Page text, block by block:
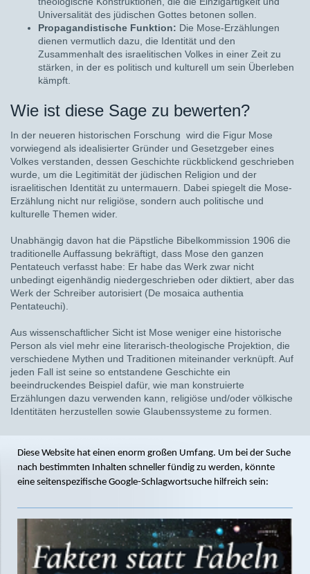
Universalität des jüdischen Gottes betonen sollen.
Propagandistische Funktion: Die Mose-Erzählungen
dienen vermutlich dazu, die Identität und den
Zusammenhalt des israelitischen Volkes in einer Zeit zu
stärken, in der es politisch und kulturell um sein Überleben
kämpft.
Wie ist diese Sage zu bewerten?
In der neueren historischen Forschung wird die Figur Mose
vorwiegend als idealisierter Gründer und Gesetzgeber eines
Volkes verstanden, dessen Geschichte rückblickend geschrieben
wurde, um die Legitimität der jüdischen Religion und der
israelitischen Identität zu untermauern. Dabei spiegelt die Mose-
Erzählung nicht nur religiöse, sondern auch politische und
kulturelle Themen wider.
Unabhängig davon hat die Päpstliche Bibelkommission 1906 die
traditionelle Auffassung bekräftigt, dass Mose den ganzen
Pentateuch verfasst habe: Er habe das Werk zwar nicht
unbedingt eigenhändig niedergeschrieben oder diktiert, aber das
Werk der Schreiber autorisiert (De mosaica authentia
Pentateuchi).
Aus wissenschaftlicher Sicht ist Mose weniger eine historische
Person als viel mehr eine literarisch-theologische Projektion, die
verschiedene Mythen und Traditionen miteinander verknüpft. Auf
jeden Fall ist seine so entstandene Geschichte ein
beeindruckendes Beispiel dafür, wie man konstruierte
Erzählungen dazu verwenden kann, religiöse und/oder völkische
Identitäten herzustellen sowie Glaubenssysteme zu formen.
Diese Website hat einen enorm großen Umfang. Um bei der Suche
nach bestimmten Inhalten schneller fündig zu werden, könnte
eine seitenspezifische Google-Schlagwortsuche hilfreich sein: